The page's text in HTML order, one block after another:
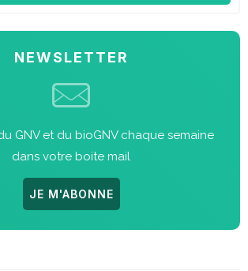
NEWSLETTER
GNV et du bioGNV chaque semaine
dans votre boite mail
JE M'ABONNE